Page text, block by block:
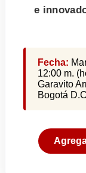
e
Fecha:
12:00 m.
Garavito
Bogotá